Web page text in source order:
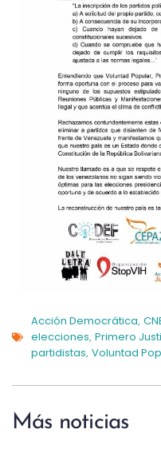
Acción Democrática,
elecciones, Primero
partidistas, Voluntad
Más noticias